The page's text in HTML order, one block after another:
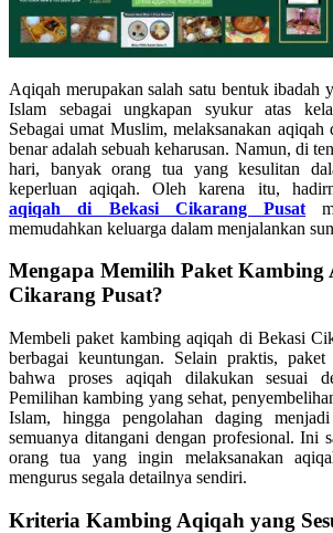
Aqiqah merupakan salah satu bentuk ibadah
Islam sebagai ungkapan syukur atas
Sebagai umat Muslim, melaksanakan aqiqah
benar adalah sebuah keharusan. Namun, di
hari, banyak orang tua yang kesulitan
keperluan aqiqah. Oleh karena itu,
aqiqah di Bekasi Cikarang Pusat
memudahkan keluarga dalam menjalankan
Mengapa Memilih Paket Kambing
Cikarang Pusat?
Membeli paket kambing aqiqah di Bekasi
berbagai keuntungan. Selain praktis,
bahwa proses aqiqah dilakukan sesuai
Pemilihan kambing yang sehat,
Islam, hingga pengolahan daging
semuanya ditangani dengan profesional. Ini
orang tua yang ingin melaksanakan
mengurus segala detailnya sendiri.
Kriteria Kambing Aqiqah yang